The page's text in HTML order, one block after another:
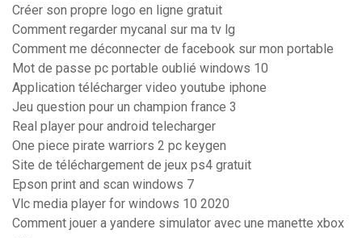
Créer son propre logo en ligne gratuit
Comment regarder mycanal sur ma tv lg
Comment me déconnecter de facebook sur mon portable
Mot de passe pc portable oublié windows 10
Application télécharger video youtube iphone
Jeu question pour un champion france 3
Real player pour android telecharger
One piece pirate warriors 2 pc keygen
Site de téléchargement de jeux ps4 gratuit
Epson print and scan windows 7
Vlc media player for windows 10 2020
Comment jouer a yandere simulator avec une manette xbox